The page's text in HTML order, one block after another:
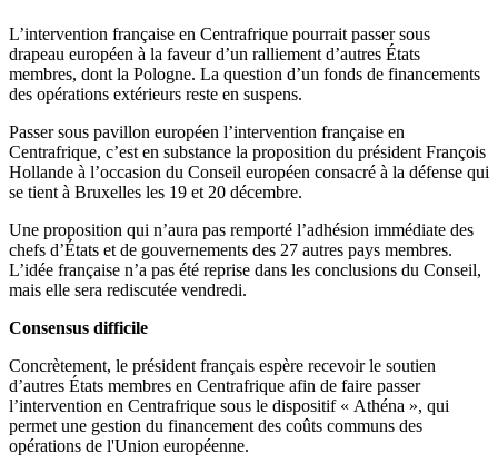
L’intervention française en Centrafrique pourrait passer sous
drapeau européen à la faveur d’un ralliement d’autres États
membres, dont la Pologne. La question d’un fonds de financements
des opérations extérieurs reste en suspens.
Passer sous pavillon européen l’intervention française en
Centrafrique, c’est en substance la proposition du président François
Hollande à l’occasion du Conseil européen consacré à la défense qui
se tient à Bruxelles les 19 et 20 décembre.
Une proposition qui n’aura pas remporté l’adhésion immédiate des
chefs d’États et de gouvernements des 27 autres pays membres.
L’idée française n’a pas été reprise dans les conclusions du Conseil,
mais elle sera rediscutée vendredi.
Consensus difficile
Concrètement, le président français espère recevoir le soutien
d’autres États membres en Centrafrique afin de faire passer
l’intervention en Centrafrique sous le dispositif « Athéna », qui
permet une gestion du financement des coûts communs des
opérations de l'Union européenne.